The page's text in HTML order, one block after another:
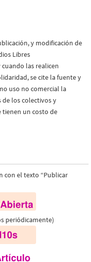
y modificación de
Libres
las realicen
se cite la fuente y
uso no comercial la
de los colectivos y
tienen un costo de
con el texto “Publicar
periódicamente)